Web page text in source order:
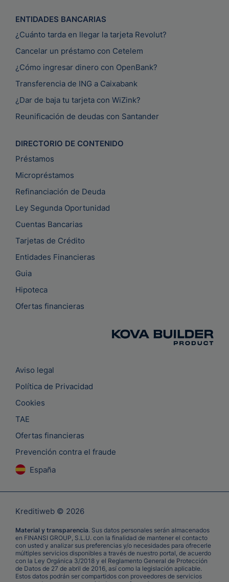
ENTIDADES BANCARIAS
¿Cuánto tarda en llegar la tarjeta Revolut?
Cancelar un préstamo con Cetelem
¿Cómo ingresar dinero con OpenBank?
Transferencia de ING a Caixabank
¿Dar de baja tu tarjeta con WiZink?
Reunificación de deudas con Santander
DIRECTORIO DE CONTENIDO
Préstamos
Micropréstamos
Refinanciación de Deuda
Ley Segunda Oportunidad
Cuentas Bancarias
Tarjetas de Crédito
Entidades Financieras
Guia
Hipoteca
Ofertas financieras
Aviso legal
Política de Privacidad
Cookies
TAE
Ofertas financieras
Prevención contra el fraude
España
Kreditiweb © 2026
Material y transparencia. Sus datos personales serán almacenados
en FINANSI GROUP, S.L.U. con la finalidad de mantener el contacto
con usted y analizar sus preferencias y/o necesidades para ofrecerle
múltiples servicios disponibles a través de nuestro portal, de acuerdo
con la Ley Orgánica 3/2018 y el Reglamento General de Protección
de Datos de 27 de abril de 2016, así como la legislación aplicable.
Estos datos podrán ser compartidos con proveedores de servicios